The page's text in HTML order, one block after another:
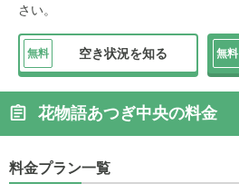
さい。
無料 空き状況を知る 無料
花物語あつぎ中央の料金
料金プラン一覧